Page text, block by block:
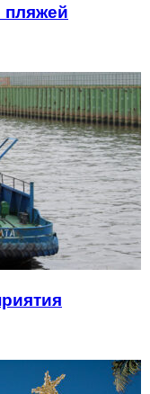
пляжей